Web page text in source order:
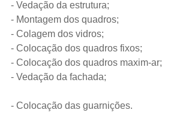
- Vedação da estrutura;
- Montagem dos quadros;
- Colagem dos vidros;
- Colocação dos quadros fixos;
- Colocação dos quadros maxim-ar;
- Vedação da fachada;
- Colocação das guarnições.